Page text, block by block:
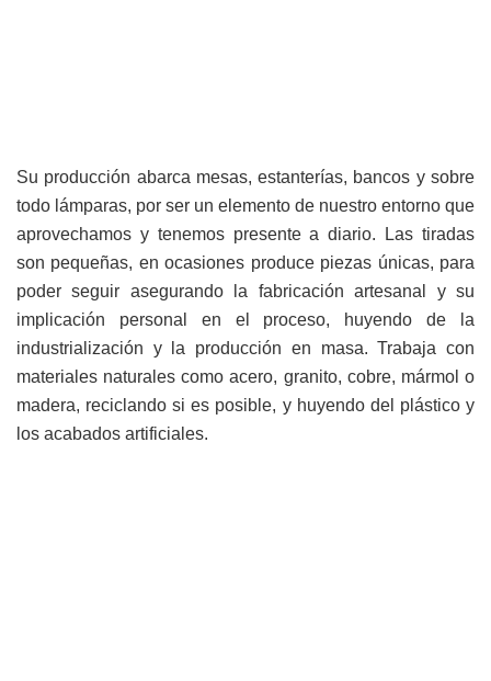
Su producción abarca mesas, estanterías, bancos y sobre
todo lámparas, por ser un elemento de nuestro entorno que
aprovechamos y tenemos presente a diario. Las tiradas
son pequeñas, en ocasiones produce piezas únicas, para
poder seguir asegurando la fabricación artesanal y su
implicación personal en el proceso, huyendo de la
industrialización y la producción en masa. Trabaja con
materiales naturales como acero, granito, cobre, mármol o
madera, reciclando si es posible, y huyendo del plástico y
los acabados artificiales.